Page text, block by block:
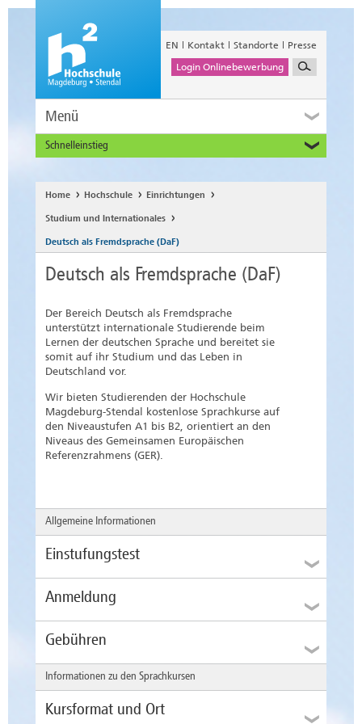
EN Kontakt Standorte
Presse
Login Onlinebewerbung
Menü
Schnelleinstieg
Alumni
Unternehmen und Institutionen
Beschäftigte
International
Home Hochschule Einrichtungen
Studium und Internationales
Deutsch als Fremdsprache (DaF)
Deutsch als Fremdsprache (DaF)
Der Bereich Deutsch als Fremdsprache
unterstützt internationale Studierende beim
Lernen der deutschen Sprache und bereitet sie
somit auf ihr Studium und das Leben in
Deutschland vor.
Wir bieten Studierenden der Hochschule
Magdeburg-Stendal kostenlose Sprachkurse auf
den Niveaustufen A1 bis B2, orientiert an den
Niveaus des Gemeinsamen Europäischen
Referenzrahmens (GER).
Allgemeine Informationen
Einstufungstest
Für die Teilnahme an Sprachkursen an der
Hochschule Magdeburg-Stendal ist eine
obligatorische Teilnahme am Einstufungstest zu
Anfang des jeweiligen Sommer- oder
Anmeldung
Für den Einstufungstest anmelden
Gebühren
Die DaF-Kurse richten sich primär an
internationale Studierende, Doktorand:innen,
Gastwissenschaftler:innen und Mitarbeiter:innen
Informationen zu den Sprachkursen
Kursformat und Ort